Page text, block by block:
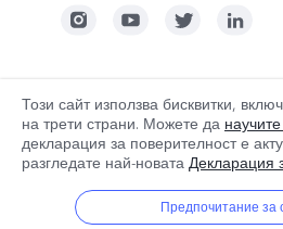
Гаранционна политика
Политика за бисквитките на vivo |
Този сайт използва бисквитки,
на трети страни. Можете да
декларация за поверителност е
разгледате най-новата Декларация
Предпочитание за